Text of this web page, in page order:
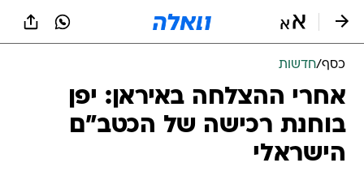
כסף/חדשות
אחרי ההצלחה באיראן: יפן
בוחנת רכישה של הכטב"ם
הישראלי